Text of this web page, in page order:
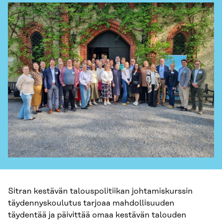
Sitran kestävän talouspolitiikan johtamiskurssin
täydennyskoulutus tarjoaa mahdollisuuden
täydentää ja päivittää omaa kestävän talouden